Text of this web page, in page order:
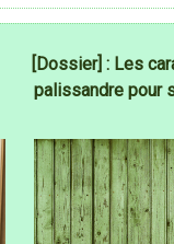
[Dossier] : Les
palissandre pour